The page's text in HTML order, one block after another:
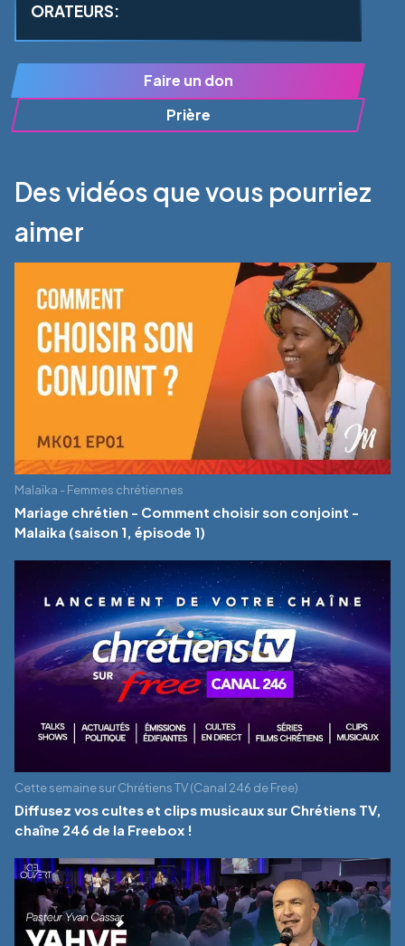
ORATEURS:
Faire un don
Prière
Des vidéos que vous pourriez
aimer
Malaïka - Femmes chrétiennes
Mariage chrétien - Comment choisir son conjoint -
Malaika (saison 1, épisode 1)
Cette semaine sur Chrétiens TV (Canal 246 de Free)
Diffusez vos cultes et clips musicaux sur Chrétiens TV,
chaîne 246 de la Freebox !